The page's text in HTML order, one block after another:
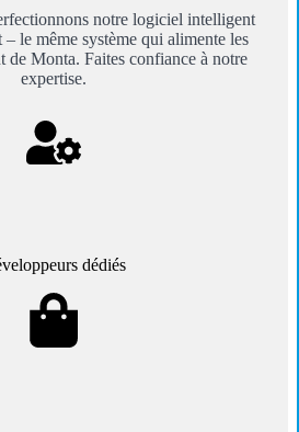
notre logiciel intelligent
– le même système qui alimente les
de Monta. Faites confiance à notre
expertise.
dédiés